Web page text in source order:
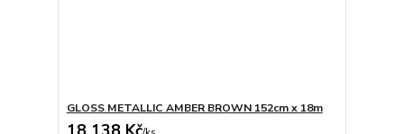
GLOSS METALLIC AMBER BROWN 152cm x 18m